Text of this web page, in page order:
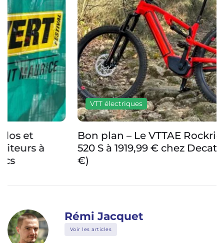
VTT électriques
Bon plan – Le VTTAE Rockrider E-EXPL
520 S à 1919,99 € chez Decathlon (-1080
€)
Rémi Jacquet
Voir les articles